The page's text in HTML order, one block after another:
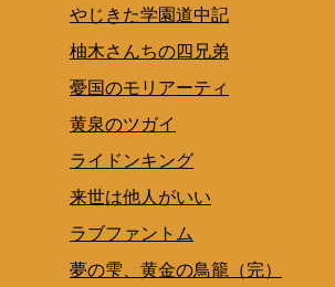
やじきた学園道中記
柚木さんちの四兄弟
憂国のモリアーティ
黄泉のツガイ
ライドンキング
来世は他人がいい
ラブファントム
夢の雫、黄金の鳥籠（完）